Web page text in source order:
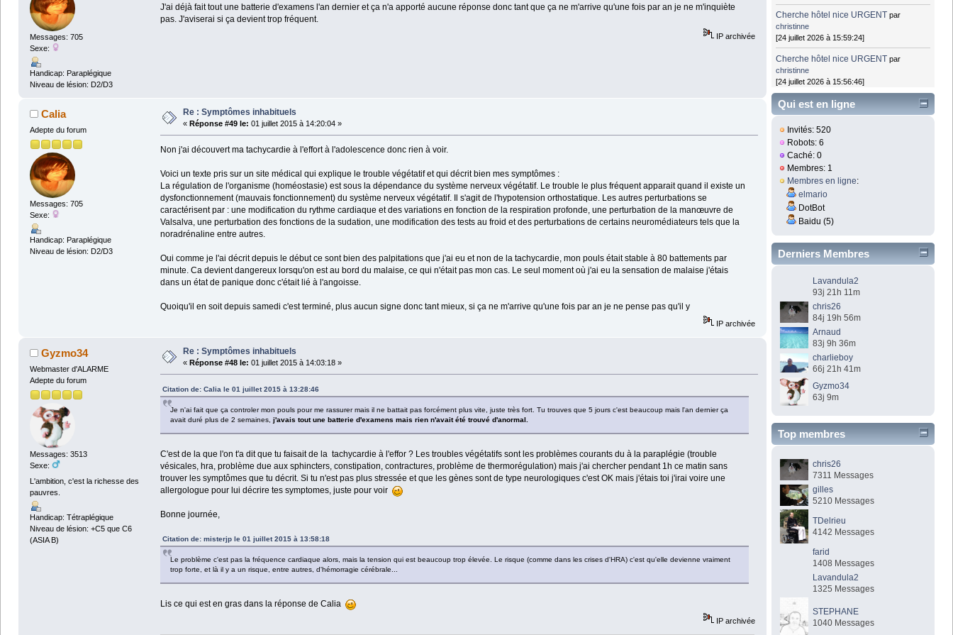
Messages: 705
Sexe:
Handicap: Paraplégique
Niveau de lésion: D2/D3
J'ai déjà fait tout une batterie d'examens l'an dernier et ça n'a apporté aucune réponse donc tant que ça ne m'arrive qu'une fois par an je ne m'inquiète
pas. J'aviserai si ça devient trop fréquent.
IP archivée
Calia
Adepte du forum
Messages: 705
Sexe:
Handicap: Paraplégique
Niveau de lésion: D2/D3
Re : Symptômes inhabituels
« Réponse #49 le: 01 juillet 2015 à 14:20:04 »
Non j'ai découvert ma tachycardie à l'effort à l'adolescence donc rien à voir.
Voici un texte pris sur un site médical qui explique le trouble végétatif et qui décrit bien mes symptômes :
La régulation de l'organisme (homéostasie) est sous la dépendance du système nerveux végétatif. Le trouble le plus fréquent apparait quand il existe un
dysfonctionnement (mauvais fonctionnement) du système nerveux végétatif. Il s'agit de l'hypotension orthostatique. Les autres perturbations se
caractérisent par : une modification du rythme cardiaque et des variations en fonction de la respiration profonde, une perturbation de la manœuvre de
Valsalva, une perturbation des fonctions de la sudation, une modification des tests au froid et des perturbations de certains neuromédiateurs tels que la
noradrénaline entre autres.
Oui comme je l'ai décrit depuis le début ce sont bien des palpitations que j'ai eu et non de la tachycardie, mon pouls était stable à 80 battements par
minute. Ca devient dangereux lorsqu'on est au bord du malaise, ce qui n'était pas mon cas. Le seul moment où j'ai eu la sensation de malaise j'étais
dans un état de panique donc c'était lié à l'angoisse.
Quoiqu'il en soit depuis samedi c'est terminé, plus aucun signe donc tant mieux, si ça ne m'arrive qu'une fois par an je ne pense pas qu'il y
IP archivée
Gyzmo34
Webmaster d'ALARME
Adepte du forum
Messages: 3513
Sexe:
L'ambition, c'est la richesse des
pauvres.
Handicap: Tétraplégique
Niveau de lésion: +C5 que C6
(ASIA B)
Re : Symptômes inhabituels
« Réponse #48 le: 01 juillet 2015 à 14:03:18 »
Citation de: Calia le 01 juillet 2015 à 13:28:46
Je n'ai fait que ça controler mon pouls pour me rassurer mais il ne battait pas forcément plus vite, juste très fort. Tu trouves que 5 jours c'est beaucoup mais l'an dernier ça
avait duré plus de 2 semaines, j'avais tout une batterie d'examens mais rien n'avait été trouvé d'anormal.
C'est de la que l'on t'a dit que tu faisait de la tachycardie à l'effor ? Les troubles végétatifs sont les problèmes courants du à la paraplégie (trouble
vésicales, hra, problème due aux sphincters, constipation, contractures, problème de thermorégulation) mais j'ai chercher pendant 1h ce matin sans
trouver les symptômes que tu décrit. Si tu n'est pas plus stressée et que les gènes sont de type neurologiques c'est OK mais j'étais toi j'irai voire une
allergologue pour lui décrire tes symptomes, juste pour voir
Bonne journée,
Citation de: misterjp le 01 juillet 2015 à 13:58:18
Le problème c'est pas la fréquence cardiaque alors, mais la tension qui est beaucoup trop élevée. Le risque (comme dans les crises d'HRA) c'est qu'elle devienne vraiment
trop forte, et là il y a un risque, entre autres, d'hémorragie cérébrale...
Lis ce qui est en gras dans la réponse de Calia
IP archivée
Cherche hôtel nice URGENT par
christinne
[24 juillet 2026 à 15:59:24]
Cherche hôtel nice URGENT par
christinne
[24 juillet 2026 à 15:56:46]
Qui est en ligne
Invités: 520
Robots: 6
Caché: 0
Membres: 1
Membres en ligne:
elmario
DotBot
Baidu (5)
Derniers Membres
Lavandula2
93j 21h 11m
chris26
84j 19h 56m
Arnaud
83j 9h 36m
charlieboy
66j 21h 41m
Gyzmo34
63j 9m
Top membres
chris26
7311 Messages
gilles
5210 Messages
TDelrieu
4142 Messages
farid
1408 Messages
Lavandula2
1325 Messages
STEPHANE
1040 Messages